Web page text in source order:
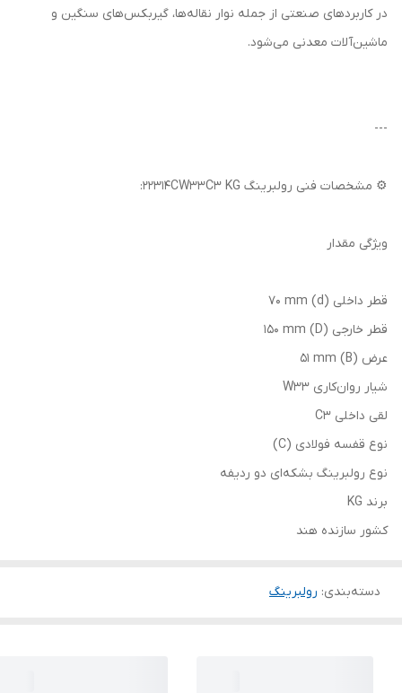
در کاربردهای صنعتی از جمله نوار نقاله‌ها، گیربکس‌های سنگین و
ماشین‌آلات معدنی می‌شود.
---
⚙️ مشخصات فنی رولبرینگ 22314CW33C3 KG:
ویژگی مقدار
قطر داخلی (d) 70 mm
قطر خارجی (D) 150 mm
عرض (B) 51 mm
شیار روان‌کاری W33
لقی داخلی C3
نوع قفسه فولادی (C)
نوع رولبرینگ بشکه‌ای دو ردیفه
برند KG
کشور سازنده هند
دسته‌بندی: رولبرینگ